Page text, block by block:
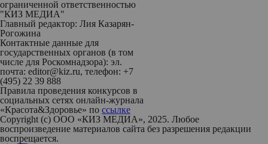
ограниченной ответственностью
"КИЗ МЕДИА"
Главный редактор: Лия Казарян-
Рогожина
Контактные данные для
государственных органов (в том
числе для Роскомнадзора): эл.
почта: editor@kiz.ru, телефон: +7
(495) 22 39 888
Правила проведения конкурсов в
социальных сетях онлайн-журнала
«Красота&Здоровье» по ссылке
Copyright (с) ООО «КИЗ МЕДИА», 2025. Любое
воспроизведение материалов сайта без разрешения редакции
воспрещается.